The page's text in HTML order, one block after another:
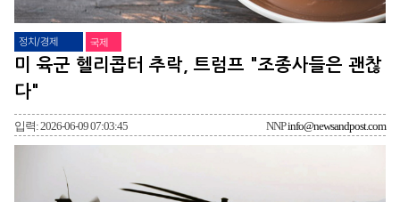
정치/경제 국제
미 육군 헬리콥터 추락, 트럼프 "조종사들은 괜찮
다"
입력: 2026-06-09 07:03:45 NNPinfo@newsandpost.com